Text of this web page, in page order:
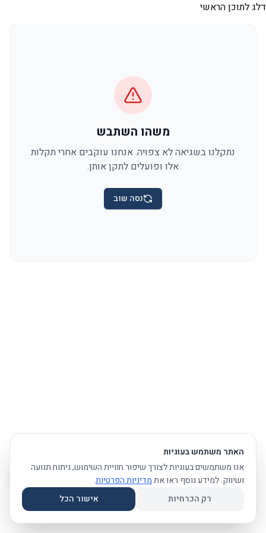
דלג לתוכן הראשי
משהו השתבש
נתקלנו בשגיאה לא צפויה. אנחנו עוקבים אחרי תקלות
אלו ופועלים לתקן אותן.
נסה שוב
האתר משתמש בעוגיות
אנו משתמשים בעוגיות לצורך שיפור חוויית השימוש, ניתוח תנועה
ושיווק. למידע נוסף ראו אתמדיניות הפרטיות.
רק הכרחיות
אישור הכל